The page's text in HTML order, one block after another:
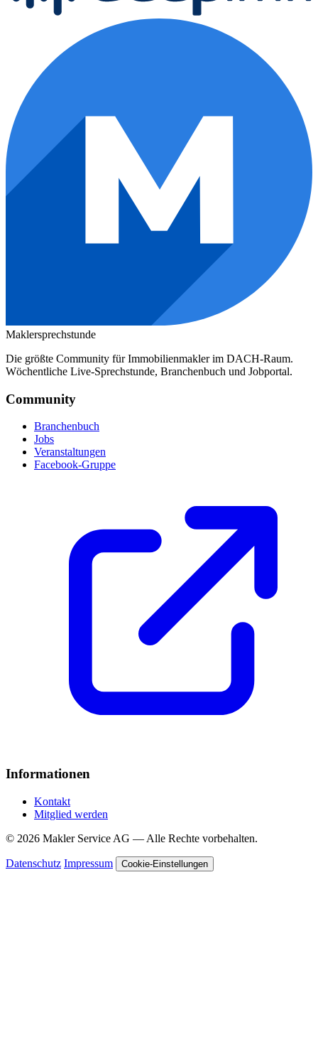
Maklersprechstunde
Die größte Community für Immobilienmakler im DACH-Raum.
Wöchentliche Live-Sprechstunde, Branchenbuch und Jobportal.
Community
Branchenbuch
Jobs
Veranstaltungen
Facebook-Gruppe
Informationen
Kontakt
Mitglied werden
© 2026 Makler Service AG — Alle Rechte vorbehalten.
Datenschutz Impressum Cookie-Einstellungen